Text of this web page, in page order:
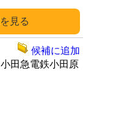
小田急電鉄小田原
候補に追加